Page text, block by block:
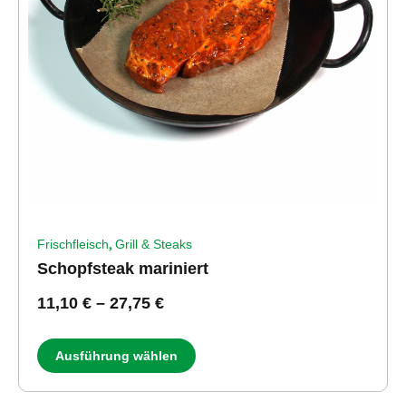
Frischfleisch, Grill & Steaks
Schopfsteak mariniert
11,10 € – 27,75 €
Ausführung wählen